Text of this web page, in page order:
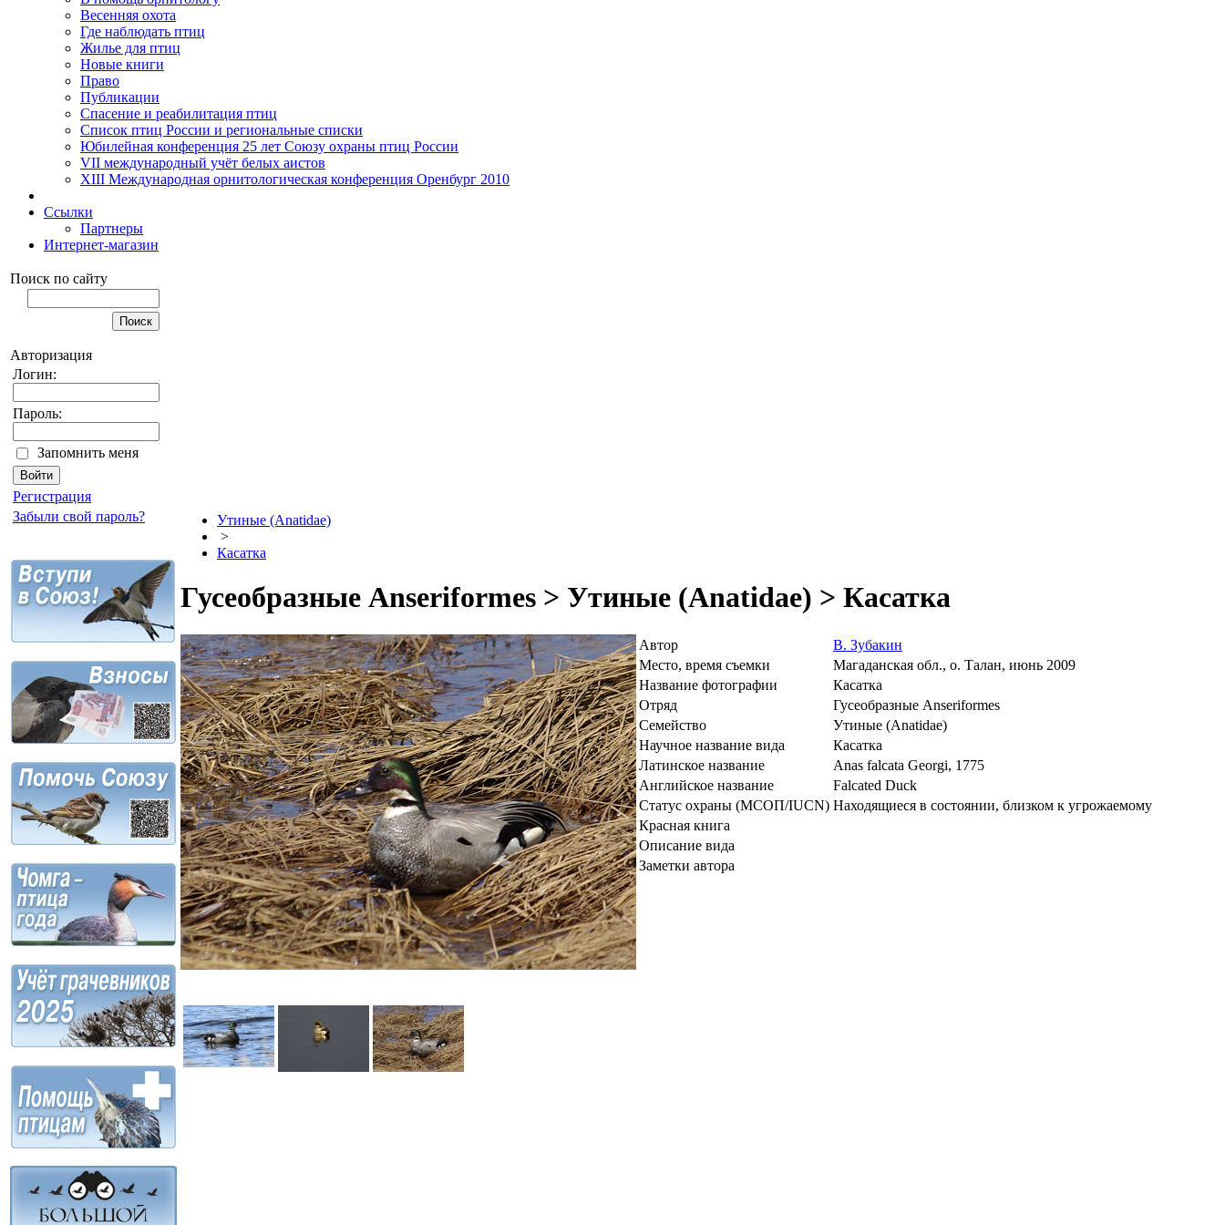
Весенняя охота
Где наблюдать птиц
Жилье для птиц
Новые книги
Право
Публикации
Спасение и реабилитация птиц
Список птиц России и региональные списки
Юбилейная конференция 25 лет Союзу охраны птиц России
VII международный учёт белых аистов
XIII Международная орнитологическая конференция Оренбург 2010
Ссылки
Партнеры
Интернет-магазин
Поиск по сайту
Авторизация
Логин:
Пароль:
Запомнить меня
Регистрация
Забыли свой пароль?
Утиные (Anatidae)
>
Касатка
Гусеобразные Anseriformes > Утиные (Anatidae) > Касатка
Автор
В. Зубакин
Место, время съемки
Магаданская обл., о. Талан, июнь 2009
Название фотографии
Касатка
Отряд
Гусеобразные Anseriformes
Семейство
Утиные (Anatidae)
Научное название вида
Касатка
Латинское название
Anas falcata Georgi, 1775
Английское название
Falcated Duck
Статус охраны (МСОП/IUCN) Находящиеся в состоянии, близком к угрожаемому
Красная книга
Описание вида
Заметки автора